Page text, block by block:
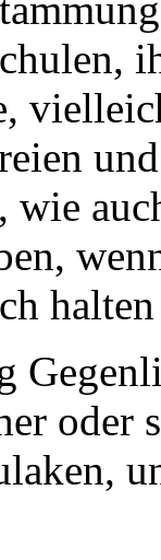
wie
oder